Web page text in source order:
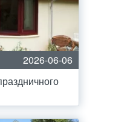
2026-06-06